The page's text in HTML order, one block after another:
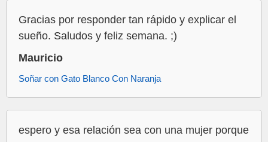
Gracias por responder tan rápido y explicar el
sueño. Saludos y feliz semana. ;)
Mauricio
Soñar con Gato Blanco Con Naranja
espero y esa relación sea con una mujer porque